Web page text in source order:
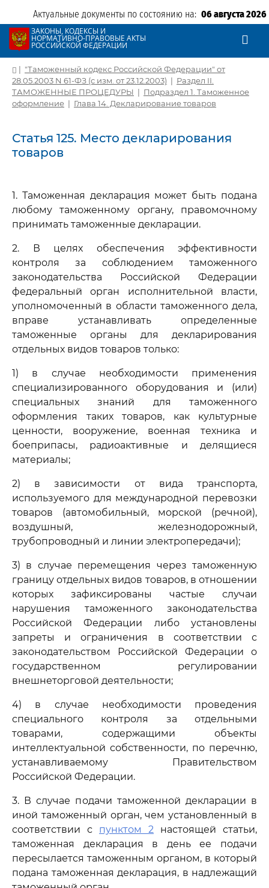
Актуальные документы по состоянию на: 06 августа 2026
ЗАКОНЫ, КОДЕКСЫ И
НОРМАТИВНО-ПРАВОВЫЕ АКТЫ
РОССИЙСКОЙ ФЕДЕРАЦИИ
| "Таможенный кодекс Российской Федерации" от
28.05.2003 N 61-ФЗ (с изм. от 23.12.2003) | Раздел II.
ТАМОЖЕННЫЕ ПРОЦЕДУРЫ | Подраздел 1. Таможенное
оформление | Глава 14. Декларирование товаров
Статья 125. Место декларирования
товаров
1. Таможенная декларация может быть подана
любому таможенному органу, правомочному
принимать таможенные декларации.
2. В целях обеспечения эффективности
контроля за соблюдением таможенного
законодательства Российской Федерации
федеральный орган исполнительной власти,
уполномоченный в области таможенного дела,
вправе устанавливать определенные
таможенные органы для декларирования
отдельных видов товаров только:
1) в случае необходимости применения
специализированного оборудования и (или)
специальных знаний для таможенного
оформления таких товаров, как культурные
ценности, вооружение, военная техника и
боеприпасы, радиоактивные и делящиеся
материалы;
2) в зависимости от вида транспорта,
используемого для международной перевозки
товаров (автомобильный, морской (речной),
воздушный, железнодорожный,
трубопроводный и линии электропередачи);
3) в случае перемещения через таможенную
границу отдельных видов товаров, в отношении
которых зафиксированы частые случаи
нарушения таможенного законодательства
Российской Федерации либо установлены
запреты и ограничения в соответствии с
законодательством Российской Федерации о
государственном регулировании
внешнеторговой деятельности;
4) в случае необходимости проведения
специального контроля за отдельными
товарами, содержащими объекты
интеллектуальной собственности, по перечню,
устанавливаемому Правительством
Российской Федерации.
3. В случае подачи таможенной декларации в
иной таможенный орган, чем установленный в
соответствии с пунктом 2 настоящей статьи,
таможенная декларация в день ее подачи
пересылается таможенным органом, в который
подана таможенная декларация, в надлежащий